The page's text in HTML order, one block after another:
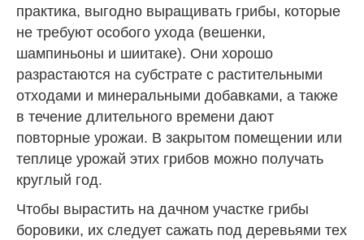
практика, выгодно выращивать грибы, которые
не требуют особого ухода (вешенки,
шампиньоны и шиитаке). Они хорошо
разрастаются на субстрате с растительными
отходами и минеральными добавками, а также
в течение длительного времени дают
повторные урожаи. В закрытом помещении или
теплице урожай этих грибов можно получать
круглый год.
Чтобы вырастить на дачном участке грибы
боровики, их следует сажать под деревьями тех